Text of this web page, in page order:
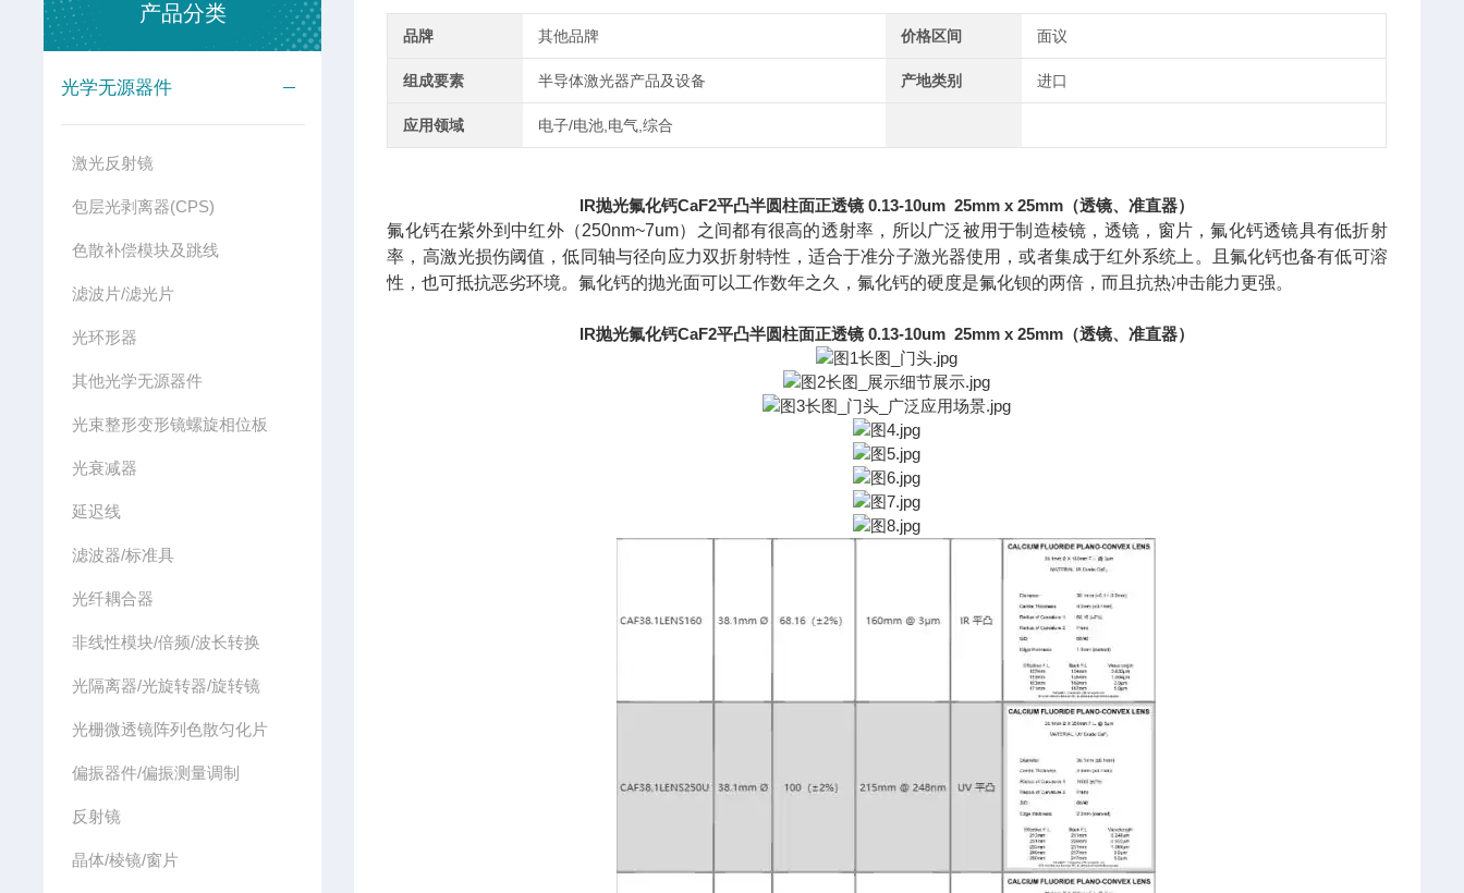
产品分类
光学无源器件
激光反射镜
包层光剥离器(CPS)
色散补偿模块及跳线
滤波片/滤光片
光环形器
其他光学无源器件
光束整形变形镜螺旋相位板
光衰减器
延迟线
滤波器/标准具
光纤耦合器
非线性模块/倍频/波长转换
光隔离器/光旋转器/旋转镜
光栅微透镜阵列色散匀化片
偏振器件/偏振测量调制
反射镜
晶体/棱镜/窗片
品牌 其他品牌 价格区间 面议
组成要素 半导体激光器产品及设备 产地类别 进口
应用领域 电子/电池,电气,综合
IR抛光氟化钙CaF2平凸半圆柱面正透镜 0.13-10um 25mm x 25mm（透镜、准直器）
氟化钙在紫外到中红外（250nm~7um）之间都有很高的透射率，所以广泛被用于制造棱镜，透镜，窗片，氟化钙透镜具有低折射
率，高激光损伤阈值，低同轴与径向应力双折射特性，适合于准分子激光器使用，或者集成于红外系统上。且氟化钙也备有低可溶
性，也可抵抗恶劣环境。氟化钙的抛光面可以工作数年之久，氟化钙的硬度是氟化钡的两倍，而且抗热冲击能力更强。
IR抛光氟化钙CaF2平凸半圆柱面正透镜 0.13-10um 25mm x 25mm（透镜、准直器）